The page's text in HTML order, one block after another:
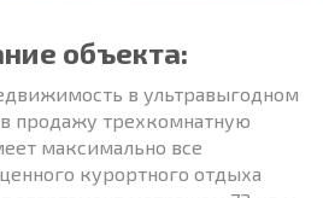
объекта:
в ультравыгодном
продажу трехкомнатную
максимально все
курортного отдыха